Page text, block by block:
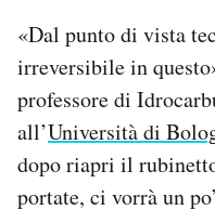
«Dal punto di vista
irreversibile in
professore di
all’Università di
dopo riapri il
portate, ci vorrà un